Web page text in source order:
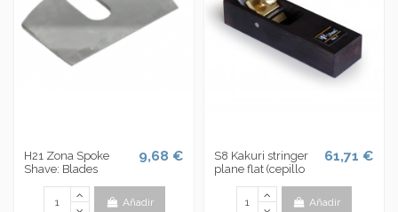
H21 Zona Spoke
Shave: Blades
9,68 €
Añadir
S8 Kakuri stringer
plane flat (cepillo
61,71 €
Añadir